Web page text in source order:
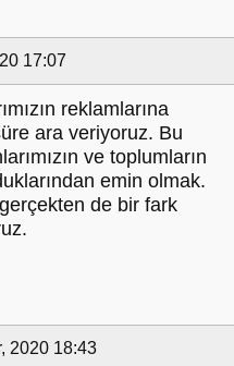
17:07
reklamlarına
ara veriyoruz. Bu
ve toplumların
emin olmak.
de bir fark
2020 18:43